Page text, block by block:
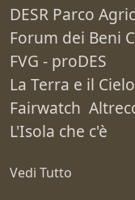
DESR Parco
Forum dei Beni
FVG - proDES
La Terra e il Cielo
Fairwatch
L'Isola che c'è
Vedi Tutto